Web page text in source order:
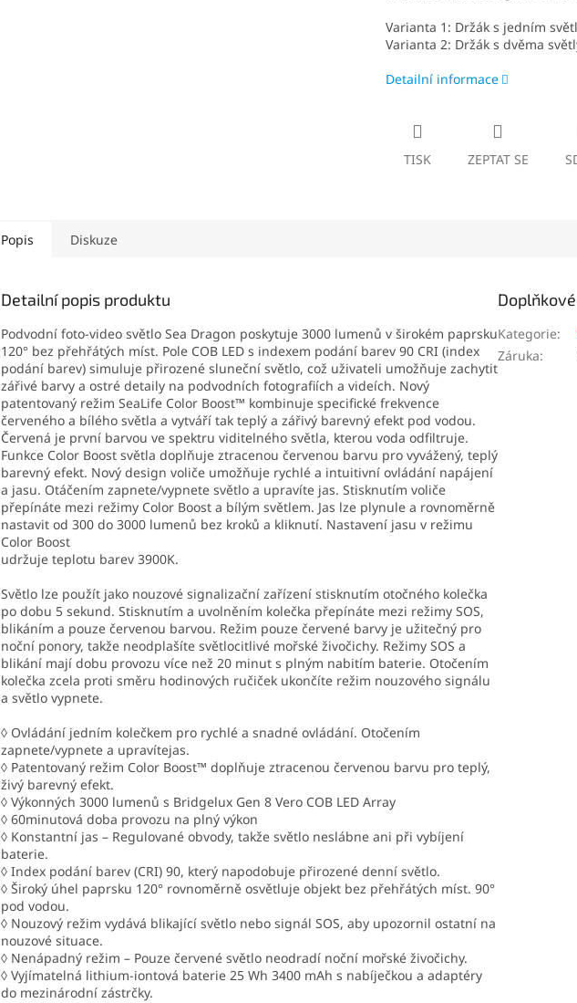
Varianta 1: Držák s jedním
Varianta 2: Držák s dvěma
Detailní informace
TISK ZEPTAT SE
Popis Diskuze
Detailní popis produktu
Podvodní foto-video světlo Sea Dragon poskytuje 3000 lumenů v širokém paprsku
120° bez přehřátých míst. Pole COB LED s indexem podání barev 90 CRI (index
podání barev) simuluje přirozené sluneční světlo, což uživateli umožňuje zachytit
zářivé barvy a ostré detaily na podvodních fotografiích a videích. Nový
patentovaný režim SeaLife Color Boost™ kombinuje specifické frekvence
červeného a bílého světla a vytváří tak teplý a zářivý barevný efekt pod vodou.
Červená je první barvou ve spektru viditelného světla, kterou voda odfiltruje.
Funkce Color Boost světla doplňuje ztracenou červenou barvu pro vyvážený, teplý
barevný efekt. Nový design voliče umožňuje rychlé a intuitivní ovládání napájení
a jasu. Otáčením zapnete/vypnete světlo a upravíte jas. Stisknutím voliče
přepínáte mezi režimy Color Boost a bílým světlem. Jas lze plynule a rovnoměrně
nastavit od 300 do 3000 lumenů bez kroků a kliknutí. Nastavení jasu v režimu
Color Boost
udržuje teplotu barev 3900K.
Světlo lze použít jako nouzové signalizační zařízení stisknutím otočného kolečka
po dobu 5 sekund. Stisknutím a uvolněním kolečka přepínáte mezi režimy SOS,
blikáním a pouze červenou barvou. Režim pouze červené barvy je užitečný pro
noční ponory, takže neodplašíte světlocitlivé mořské živočichy. Režimy SOS a
blikání mají dobu provozu více než 20 minut s plným nabitím baterie. Otočením
kolečka zcela proti směru hodinových ručiček ukončíte režim nouzového signálu
a světlo vypnete.
◊ Ovládání jedním kolečkem pro rychlé a snadné ovládání. Otočením
zapnete/vypnete a upravítejas.
◊ Patentovaný režim Color Boost™ doplňuje ztracenou červenou barvu pro teplý,
živý barevný efekt.
◊ Výkonných 3000 lumenů s Bridgelux Gen 8 Vero COB LED Array
◊ 60minutová doba provozu na plný výkon
◊ Konstantní jas – Regulované obvody, takže světlo neslábne ani při vybíjení
baterie.
◊ Index podání barev (CRI) 90, který napodobuje přirozené denní světlo.
◊ Široký úhel paprsku 120° rovnoměrně osvětluje objekt bez přehřátých míst. 90°
pod vodou.
◊ Nouzový režim vydává blikající světlo nebo signál SOS, aby upozornil ostatní na
nouzové situace.
◊ Nenápadný režim – Pouze červené světlo neodradí noční mořské živočichy.
◊ Vyjímatelná lithium-iontová baterie 25 Wh 3400 mAh s nabíječkou a adaptéry
do mezinárodní zástrčky.
Kategorie:
Záruka: